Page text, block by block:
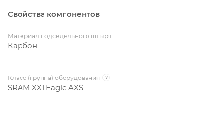
Свойства компонентов
Материал подседельного штыря
Карбон
Класс (группа) оборудования ?
SRAM XX1 Eagle AXS